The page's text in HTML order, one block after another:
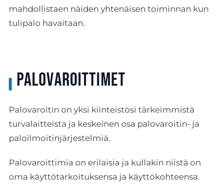
mahdollistaen näiden yhtenäisen toiminnan kun
tulipalo havaitaan.
Palovaroittimet
Palovaroitin on yksi kiinteistösi tärkeimmistä
turvalaitteista ja keskeinen osa palovaroitin- ja
paloilmoitinjärjestelmiä.
Palovaroittimia on erilaisia ja kullakin niistä on
oma käyttötarkoituksensa ja käyttökohteensa.